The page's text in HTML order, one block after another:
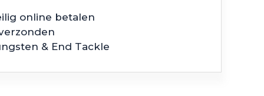
online betalen
& End Tackle